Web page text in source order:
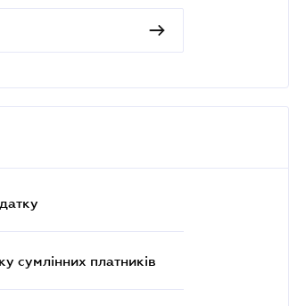
сумлінних платників